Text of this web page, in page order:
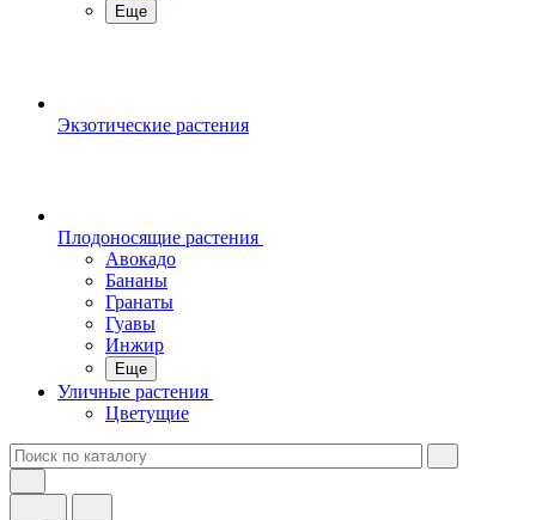
Еще
Экзотические растения
Плодоносящие растения
Авокадо
Бананы
Гранаты
Гуавы
Инжир
Еще
Уличные растения
Цветущие